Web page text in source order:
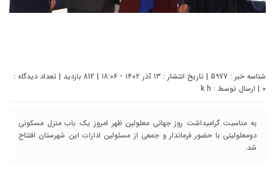
شناسه خبر : 5977 | تاریخ انتشار : ۱۳ آذر ۱۴۰۲ - ۱۸:۰۶ | 812 بازدید | تعداد دیدگاه :
0 | ارسال توسط : k h
به مناسبت گرامیداشت روز جهانی معلولین ظهر امروز یک باب منزل مسکونی
دومعلولیتی با حضور فرماندار و جمعی از مسئولین ادارات این شهرستان افتتاح
شد.